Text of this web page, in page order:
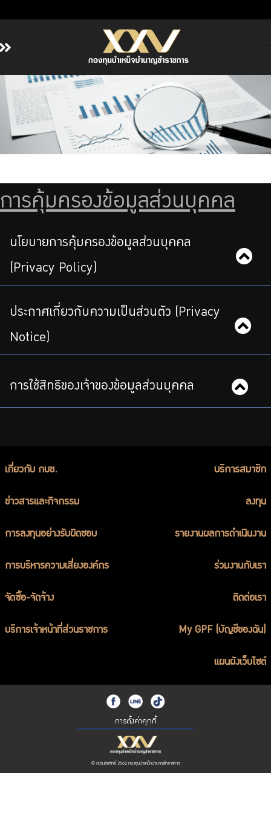
หน้าหลัก
เกี่ยวกับ กบข.
บริการสมาชิก
ลงทุน
รายงานผลการดำเนินงาน
จัดซื้อจัดจ้าง
บริการเจ้าหน้าที่ส่วนราชการ
การคุ้มครองข้อมูลส่วนบุคคล
นโยบายการคุ้มครองข้อมูลส่วนบุคคล
(Privacy Policy)
ประกาศเกี่ยวกับความเป็นส่วนตัว (Privacy
Notice)
การใช้สิทธิของเจ้าของข้อมูลส่วนบุคคล
เกี่ยวกับ กบข. บริการสมาชิก
ข่าวสารและกิจกรรม ลงทุน
การลงทุนอย่างรับผิดชอบ รายงานผลการดำเนินงาน
การบริหารความเสี่ยงองค์กร ร่วมงานกับเรา
จัดซื้อ-จัดจ้าง ติดต่อเรา
บริการเจ้าหน้าที่ส่วนราชการ My GPF (บัญชีของฉัน)
แผนผังเว็บไซต์
การตั้งค่าคุกกี้
© สงวนลิขสิทธิ์ 2562 กองทุนบำเหน็จบำนาญข้าราชการ